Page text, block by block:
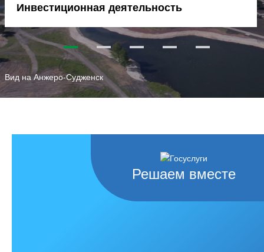
Инвестиционная деятельность
1 2 3 4 5
Вид на Анжеро-Судженск
Решаем вместе